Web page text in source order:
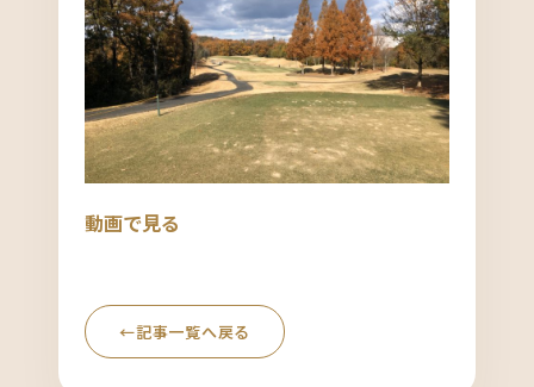
動画で見る
←記事一覧へ戻る